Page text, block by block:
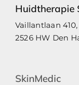
Huidtherapie
Vaillantlaan 410,
2526 HW Den
SkinMedic